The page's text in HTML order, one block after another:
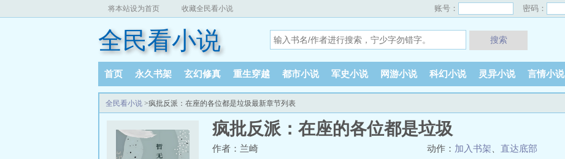
将本站设为首页 收藏全民看小说 账号： 密码：
全民看小说 搜索
首页 永久书架 玄幻修真 重生穿越 都市小说 军史小说 网游小说 科幻小说 灵异小说 言情小说
全民看小说 >疯批反派：在座的各位都是垃圾最新章节列表
疯批反派：在座的各位都是垃圾
作者：兰崎 动作： 加入书架
直达底部